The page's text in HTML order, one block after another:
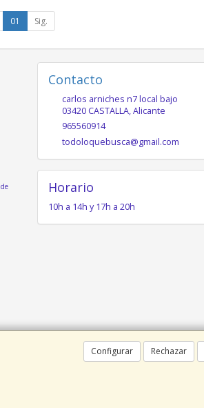
01 Sig.
Configurar Rechazar
Contacto
carlos arniches n7 local bajo
03420 CASTALLA,Alicante
965560914
todoloquebusca@gmail.com
Horario
10h a 14h y 17h a 20h